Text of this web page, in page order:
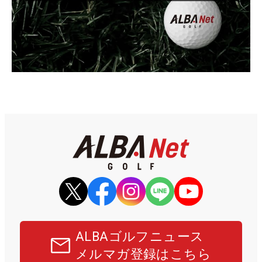
ALBAゴルフニュース
メルマガ登録はこちら